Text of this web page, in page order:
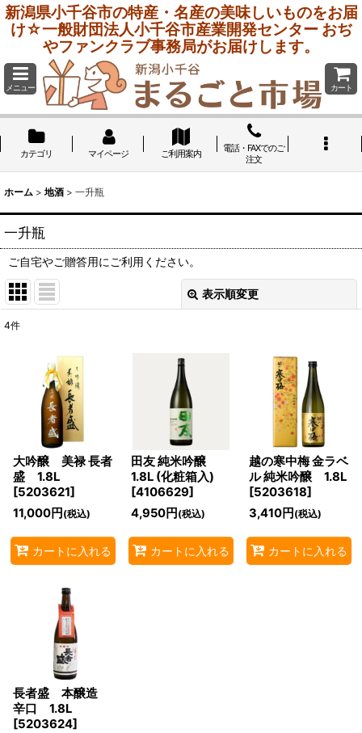
新潟県小千谷市の特産・名産の美味しいものをお届
け☆一般財団法人小千谷市産業開発センター おぢ
やファンクラブ事務局がお届けします。
メニュー カート
カテゴリ マイページ ご利用案内
電話・FAXでのご
注文
ホーム > 地酒 > 一升瓶
一升瓶
ご自宅やご贈答用にご利用ください。
表示順変更
在庫あり
並び順:
絞り込む
4件
大吟醸 美禄 長者
盛 1.8L
[5203621]
11,000円 (税込)
カートに入れる
田友 純米吟醸
1.8L (化粧箱入)
[4106629]
4,950円 (税込)
カートに入れる
越の寒中梅 金ラベ
ル 純米吟醸 1.8L
[5203618]
3,410円 (税込)
カートに入れる
長者盛 本醸造
辛口 1.8L
[5203624]